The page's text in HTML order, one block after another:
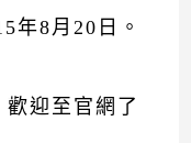
年8月20日。
迎至官網了